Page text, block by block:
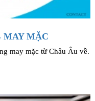
MAY MẶC
may mặc từ Châu Âu về.